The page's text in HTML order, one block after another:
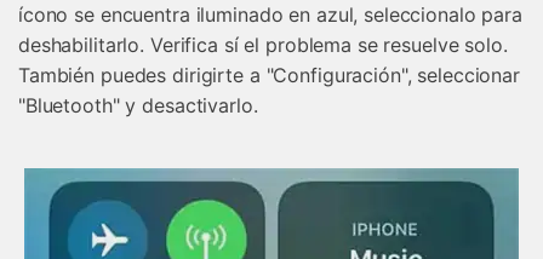
ícono se encuentra iluminado en azul, seleccionalo para
deshabilitarlo. Verifica sí el problema se resuelve solo.
También puedes dirigirte a "Configuración", seleccionar
"Bluetooth" y desactivarlo.
Controla tu teléfono con Dr.Fone